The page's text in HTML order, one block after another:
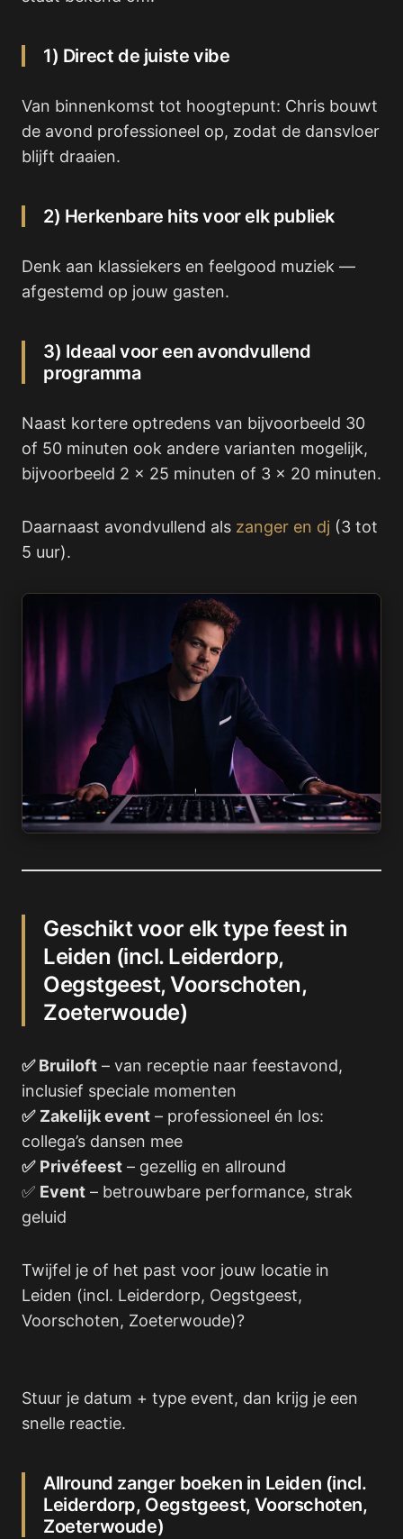
1) Direct de juiste vibe
Van binnenkomst tot hoogtepunt: Chris bouwt
de avond professioneel op, zodat de dansvloer
blijft draaien.
2) Herkenbare hits voor elk publiek
Denk aan klassiekers en feelgood muziek —
afgestemd op jouw gasten.
3) Ideaal voor een avondvullend
programma
Naast kortere optredens van bijvoorbeeld 30
of 50 minuten ook andere varianten mogelijk,
bijvoorbeeld 2 x 25 minuten of 3 x 20 minuten.
Daarnaast avondvullend als zanger en dj (3 tot
5 uur).
Geschikt voor elk type feest in
Leiden (incl. Leiderdorp,
Oegstgeest, Voorschoten,
Zoeterwoude)
✅ Bruiloft – van receptie naar feestavond,
inclusief speciale momenten
✅ Zakelijk event – professioneel én los:
collega’s dansen mee
✅ Privéfeest – gezellig en allround
✅ Event – betrouwbare performance, strak
geluid
Twijfel je of het past voor jouw locatie in
Leiden (incl. Leiderdorp, Oegstgeest,
Voorschoten, Zoeterwoude)?
Stuur je datum + type event, dan krijg je een
snelle reactie.
Allround zanger boeken in Leiden (incl.
Leiderdorp, Oegstgeest, Voorschoten,
Zoeterwoude)